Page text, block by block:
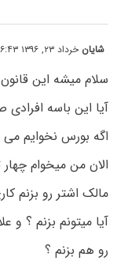
شایان خرداد ۲۳, ۱۳۹۶ at ۶:۴۳ ب٫ظ
سلام میشه این
آیا این باسه
اگه بورس نخوایم می تونیم بیشتر
الان من میخوام
مالک اشتر رو بزنم
آیا میتونم بزنم ؟ و
رو هم بزنم ؟